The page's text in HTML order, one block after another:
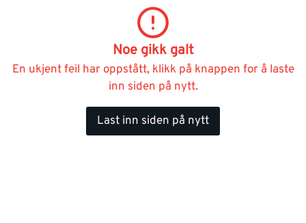
Noe gikk galt
En ukjent feil har oppstått, klikk på knappen for å laste
inn siden på nytt.
Last inn siden på nytt